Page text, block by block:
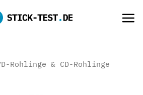
Rohlinge & CD-Rohlinge